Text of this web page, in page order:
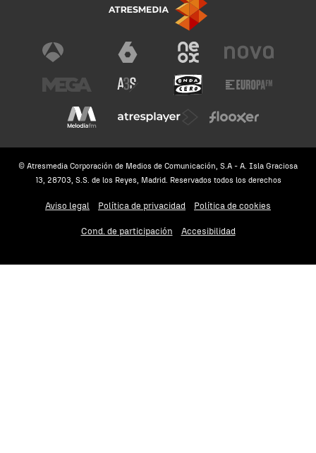
© Atresmedia Corporación de Medios de Comunicación, S.A - A. Isla Graciosa
13, 28703, S.S. de los Reyes, Madrid. Reservados todos los derechos
Aviso legal Política de privacidad Política de cookies
Cond. de participación Accesibilidad